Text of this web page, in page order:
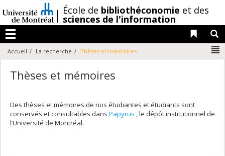
au
contenu
/École de bibliothéconomie et des
sciences de l'information
Menu
Liens
Accueil La recherche Thèses et mémoires
Thèses et mémoires
Des thèses et mémoires de nos étudiantes et étudiants sont
conservés et consultables dans Papyrus , le dépôt institutionnel de
l’Université de Montréal.